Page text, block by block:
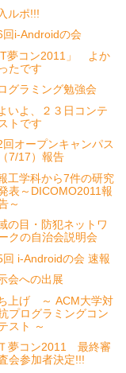
ルポ!!!
回i-Androidの会
IT夢コン2011」 よか
ったです
グラミング勉強会
いよ、２３日コンテ
ストです
回オープンキャンパス
（7/17）報告
工学科から7件の研究
表～DICOMO2011報
～
の目・防犯ネットワ
クの自治会説明会
回 i-Androidの会 速報
会への出展
上げ ～ ACM大学対
プログラミングコン
スト ～
夢コン2011 最終審
会参加者決定!!!